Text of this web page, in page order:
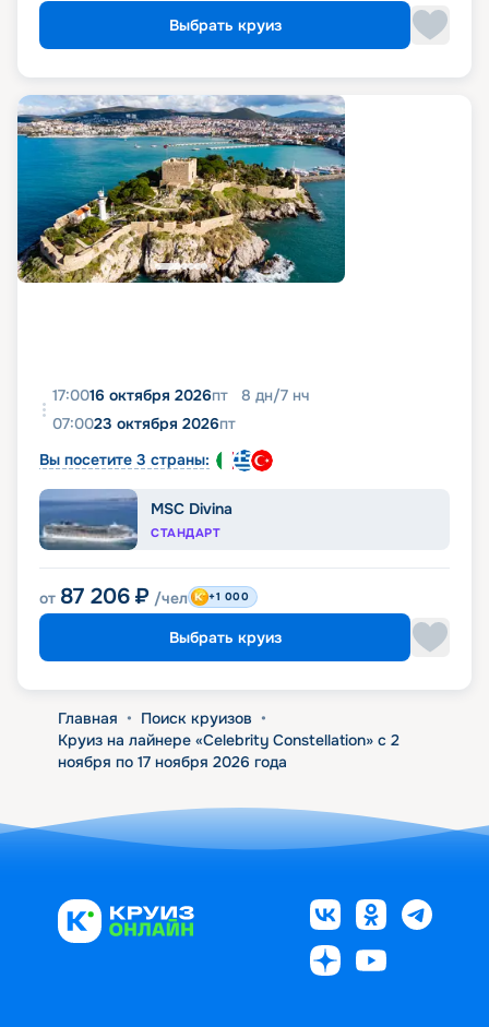
Выбрать круиз
17:0016 октября 2026пт 8 дн/7 нч
07:0023 октября 2026пт
Вы посетите 3 страны:
MSC Divina
СТАНДАРТ
от 87 206 ₽ /чел +1 000
Выбрать круиз
Главная • Поиск круизов •
Круиз на лайнере «Celebrity Constellation» с 2
ноября по 17 ноября 2026 года